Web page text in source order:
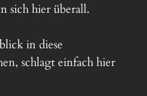
sich hier überall.
in diese
schlagt einfach hier